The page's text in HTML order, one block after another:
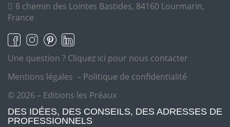
8 chemin des Lointes Bastides, 84160 Lourmarin,
France
Une question ? Cliquez ici pour nous contacter
Mentions légales – Politique de confidentialité
© 2026 – Editions les Préaux
DES IDÉES, DES CONSEILS, DES ADRESSES DE
PROFESSIONNELS